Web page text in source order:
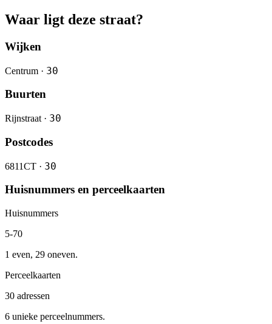
Waar ligt deze straat?
Wijken
Centrum · 30
Buurten
Rijnstraat · 30
Postcodes
6811CT · 30
Huisnummers en perceelkaarten
Huisnummers
5-70
1 even, 29 oneven.
Perceelkaarten
30 adressen
6 unieke perceelnummers.